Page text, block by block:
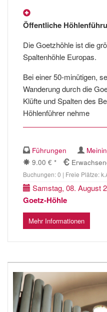
Öffentliche
Die Goetzhöhle ist die
Spaltenhöhle Europas.
Bei einer 50-minütigen,
Wanderung durch die
Klüfte und Spalten des
Höhlenführer nehme
Führungen
9.00 € *
Buchungen: 0 | Freie Plätze:
Samstag, 08. August
Goetz-Höhle
Mehr Informationen